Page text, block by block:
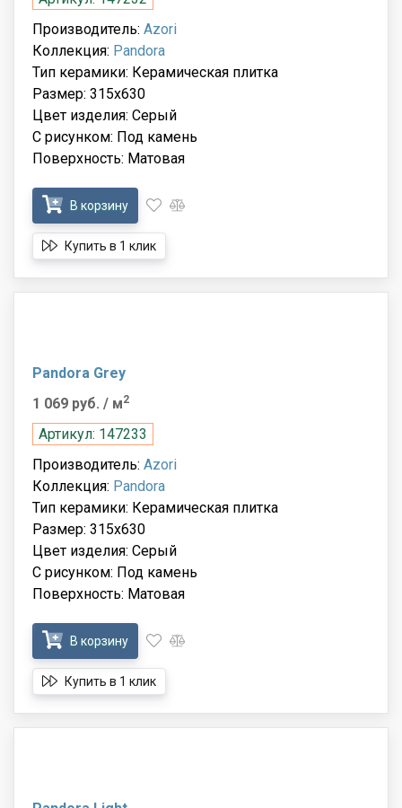
Производитель: Azori
Коллекция: Pandora
Тип керамики: Керамическая плитка
Размер: 315x630
Цвет изделия: Серый
С рисунком: Под камень
Поверхность: Матовая
В корзину
Купить в 1 клик
Pandora Grey
1 069 руб. / м2
Артикул: 147233
Производитель: Azori
Коллекция: Pandora
Тип керамики: Керамическая плитка
Размер: 315x630
Цвет изделия: Серый
С рисунком: Под камень
Поверхность: Матовая
В корзину
Купить в 1 клик